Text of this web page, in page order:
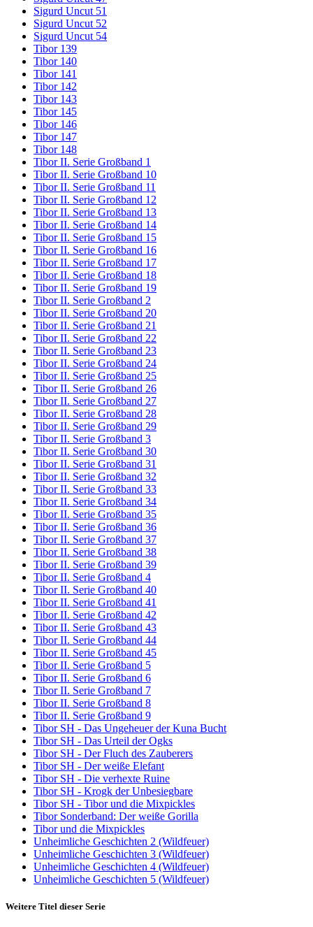
Sigurd Uncut 51
Sigurd Uncut 52
Sigurd Uncut 54
Tibor 139
Tibor 140
Tibor 141
Tibor 142
Tibor 143
Tibor 145
Tibor 146
Tibor 147
Tibor 148
Tibor II. Serie Großband 1
Tibor II. Serie Großband 10
Tibor II. Serie Großband 11
Tibor II. Serie Großband 12
Tibor II. Serie Großband 13
Tibor II. Serie Großband 14
Tibor II. Serie Großband 15
Tibor II. Serie Großband 16
Tibor II. Serie Großband 17
Tibor II. Serie Großband 18
Tibor II. Serie Großband 19
Tibor II. Serie Großband 2
Tibor II. Serie Großband 20
Tibor II. Serie Großband 21
Tibor II. Serie Großband 22
Tibor II. Serie Großband 23
Tibor II. Serie Großband 24
Tibor II. Serie Großband 25
Tibor II. Serie Großband 26
Tibor II. Serie Großband 27
Tibor II. Serie Großband 28
Tibor II. Serie Großband 29
Tibor II. Serie Großband 3
Tibor II. Serie Großband 30
Tibor II. Serie Großband 31
Tibor II. Serie Großband 32
Tibor II. Serie Großband 33
Tibor II. Serie Großband 34
Tibor II. Serie Großband 35
Tibor II. Serie Großband 36
Tibor II. Serie Großband 37
Tibor II. Serie Großband 38
Tibor II. Serie Großband 39
Tibor II. Serie Großband 4
Tibor II. Serie Großband 40
Tibor II. Serie Großband 41
Tibor II. Serie Großband 42
Tibor II. Serie Großband 43
Tibor II. Serie Großband 44
Tibor II. Serie Großband 45
Tibor II. Serie Großband 5
Tibor II. Serie Großband 6
Tibor II. Serie Großband 7
Tibor II. Serie Großband 8
Tibor II. Serie Großband 9
Tibor SH - Das Ungeheuer der Kuna Bucht
Tibor SH - Das Urteil der Ogks
Tibor SH - Der Fluch des Zauberers
Tibor SH - Der weiße Elefant
Tibor SH - Die verhexte Ruine
Tibor SH - Krogk der Unbesiegbare
Tibor SH - Tibor und die Mixpickles
Tibor Sonderband: Der weiße Gorilla
Tibor und die Mixpickles
Unheimliche Geschichten 2 (Wildfeuer)
Unheimliche Geschichten 3 (Wildfeuer)
Unheimliche Geschichten 4 (Wildfeuer)
Unheimliche Geschichten 5 (Wildfeuer)
Weitere Titel dieser Serie